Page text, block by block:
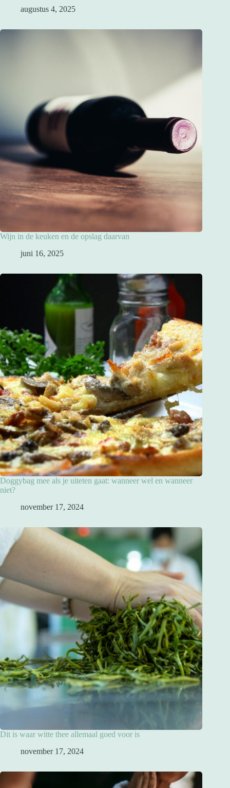
augustus 4, 2025
Wijn in de keuken en de opslag daarvan
juni 16, 2025
Doggybag mee als je uiteten gaat: wanneer wel en wanneer
niet?
november 17, 2024
Dit is waar witte thee allemaal goed voor is
november 17, 2024